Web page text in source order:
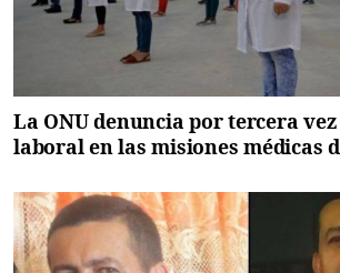
La ONU denuncia por tercera
laboral en las misiones médicas